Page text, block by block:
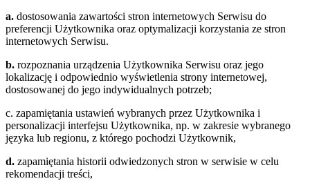
a. dostosowania zawartości stron internetowych Serwisu do
preferencji Użytkownika oraz optymalizacji korzystania ze stron
internetowych Serwisu.
b. rozpoznania urządzenia Użytkownika Serwisu oraz jego
lokalizację i odpowiednio wyświetlenia strony internetowej,
dostosowanej do jego indywidualnych potrzeb;
c. zapamiętania ustawień wybranych przez Użytkownika i
personalizacji interfejsu Użytkownika, np. w zakresie wybranego
języka lub regionu, z którego pochodzi Użytkownik,
d. zapamiętania historii odwiedzonych stron w serwisie w celu
rekomendacji treści,